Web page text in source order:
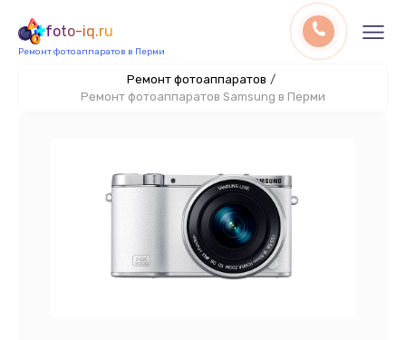
foto-iq.ru
Ремонт фотоаппаратов в Перми
Ремонт фотоаппаратов /
Ремонт фотоаппаратов Samsung в Перми